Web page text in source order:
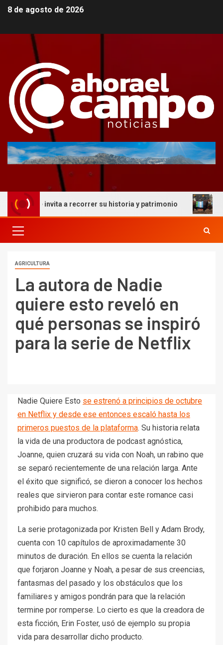
8 de agosto de 2026
invita a recorrer su historia y patrimonio La
AGRICULTURA
La autora de Nadie
quiere esto reveló en
qué personas se inspiró
para la serie de Netflix
Nadie Quiere Esto se estrenó a principios de octubre
en Netflix y desde ese entonces escaló hasta los
primeros puestos de la plataforma. Su historia relata
la vida de una productora de podcast agnóstica,
Joanne, quien cruzará su vida con Noah, un rabino que
se separó recientemente de una relación larga. Ante
el éxito que significó, se dieron a conocer los hechos
reales que sirvieron para contar este romance casi
prohibido para muchos.
La serie protagonizada por Kristen Bell y Adam Brody,
cuenta con 10 capítulos de aproximadamente 30
minutos de duración. En ellos se cuenta la relación
que forjaron Joanne y Noah, a pesar de sus creencias,
fantasmas del pasado y los obstáculos que los
familiares y amigos pondrán para que la relación
termine por romperse. Lo cierto es que la creadora de
esta ficción, Erin Foster, usó de ejemplo su propia
vida para desarrollar dicho producto.